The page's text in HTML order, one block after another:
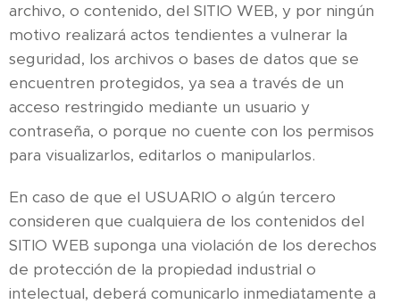
archivo, o contenido, del SITIO WEB, y por ningún
motivo realizará actos tendientes a vulnerar la
seguridad, los archivos o bases de datos que se
encuentren protegidos, ya sea a través de un
acceso restringido mediante un usuario y
contraseña, o porque no cuente con los permisos
para visualizarlos, editarlos o manipularlos.
En caso de que el USUARIO o algún tercero
consideren que cualquiera de los contenidos del
SITIO WEB suponga una violación de los derechos
de protección de la propiedad industrial o
intelectual, deberá comunicarlo inmediatamente a